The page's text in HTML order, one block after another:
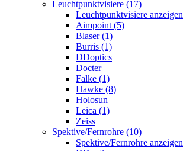
Leuchtpunktvisiere (17)
Leuchtpunktvisiere anzeigen
Aimpoint (5)
Blaser (1)
Burris (1)
DDoptics
Docter
Falke (1)
Hawke (8)
Holosun
Leica (1)
Zeiss
Spektive/Fernrohre (10)
Spektive/Fernrohre anzeigen